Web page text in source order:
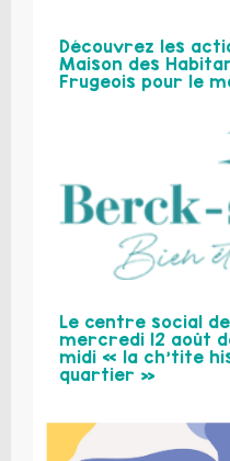
Découvrez les
Maison des
Frugeois pour le
Le centre social
mercredi 12 août
midi « la ch’tite
quartier »